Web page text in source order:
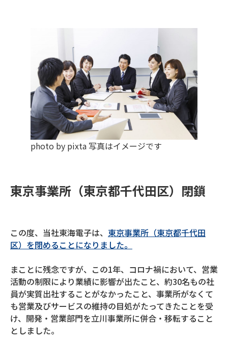
photo by pixta 写真はイメージです
東京事業所（東京都千代田区）閉鎖
この度、当社東海電子は、 東京事業所（東京都千代田
区）を閉めることになりました。
まことに残念ですが、この1年、コロナ禍において、営業
活動の制限により業績に影響が出たこと、約30名もの社
員が実質出社することがなかったこと、事業所がなくて
も営業及びサービスの維持の目処がたってきたことを受
け、開発・営業部門を立川事業所に併合・移転すること
としました。